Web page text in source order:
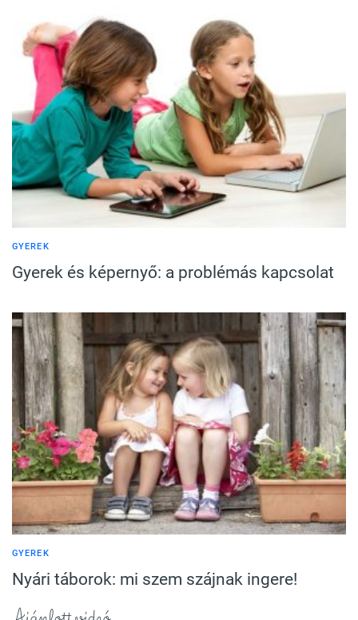
GYEREK
Gyerek és képernyő: a problémás kapcsolat
GYEREK
Nyári táborok: mi szem szájnak ingere!